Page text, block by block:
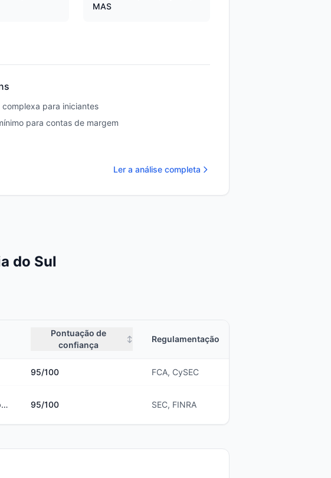
MAS
complexa para iniciantes
para contas de margem
Ler a análise completa
do Sul
Pontuação de
confiança
↕ Regulamentação
95/100 FCA, CySEC
$0.0005 to $0.0035 per share 95/100 SEC, FINRA